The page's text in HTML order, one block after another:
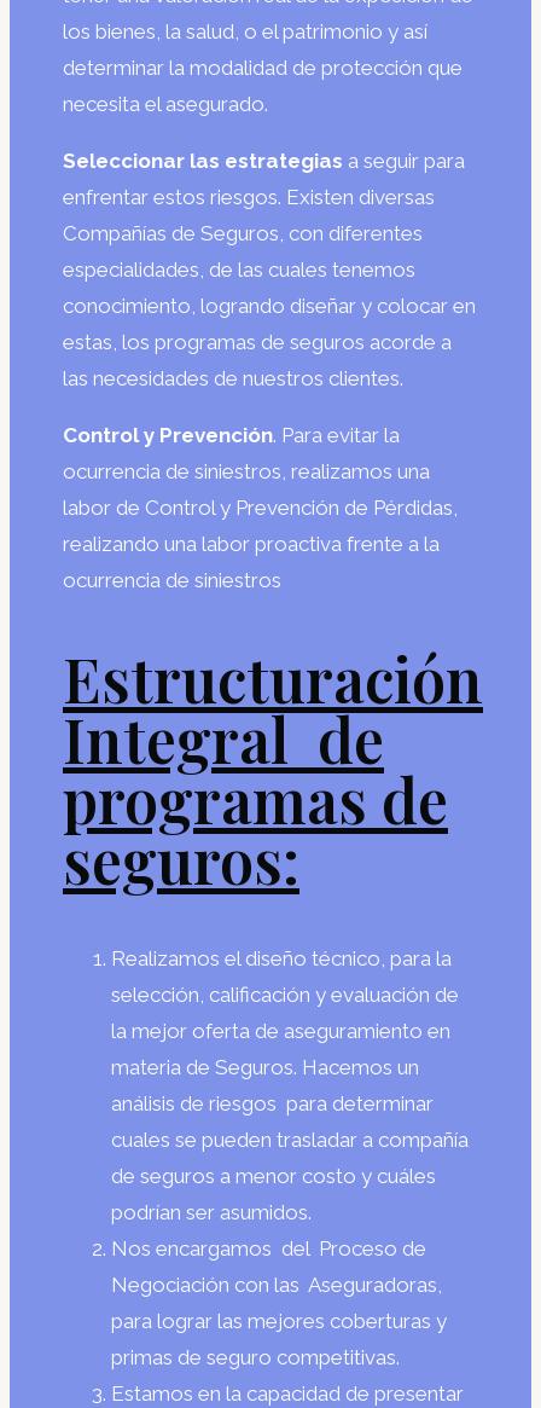
los bienes, la salud, o el patrimonio y así
determinar la modalidad de protección que
necesita el asegurado.
Seleccionar las estrategias a seguir para
enfrentar estos riesgos. Existen diversas
Compañías de Seguros, con diferentes
especialidades, de las cuales tenemos
conocimiento, logrando diseñar y colocar en
estas, los programas de seguros acorde a
las necesidades de nuestros clientes.
Control y Prevención. Para evitar la
ocurrencia de siniestros, realizamos una
labor de Control y Prevención de Pérdidas,
realizando una labor proactiva frente a la
ocurrencia de siniestros
Estructuración
Integral de
programas de
seguros:
Realizamos el diseño técnico, para la
selección, calificación y evaluación de
la mejor oferta de aseguramiento en
materia de Seguros. Hacemos un
análisis de riesgos para determinar
cuales se pueden trasladar a compañía
de seguros a menor costo y cuáles
podrían ser asumidos.
Nos encargamos del Proceso de
Negociación con las Aseguradoras,
para lograr las mejores coberturas y
primas de seguro competitivas.
Estamos en la capacidad de presentar